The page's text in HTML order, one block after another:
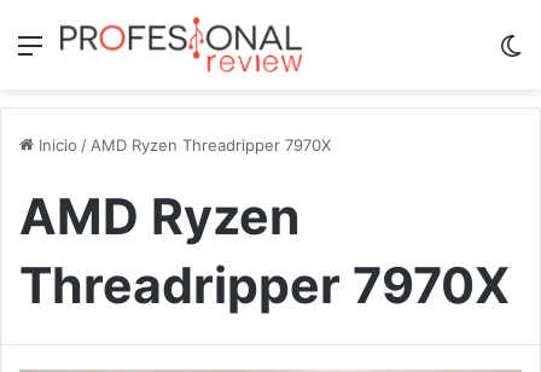
Menú
Inicio /AMD Ryzen Threadripper 7970X
AMD Ryzen
Threadripper 7970X